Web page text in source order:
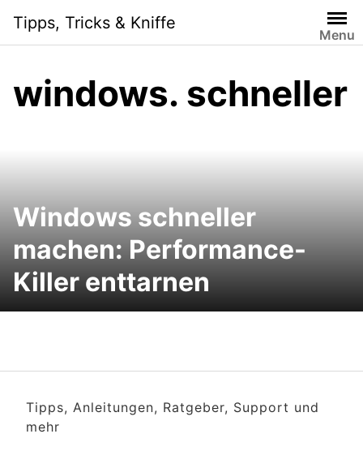
content
Tipps, Tricks & Kniffe
Menu
windows. schneller
Windows schneller
machen: Performance-
Killer enttarnen
Tipps, Anleitungen, Ratgeber, Support und
mehr